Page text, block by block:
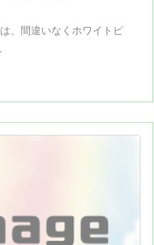
、間違いなくホワイトピ